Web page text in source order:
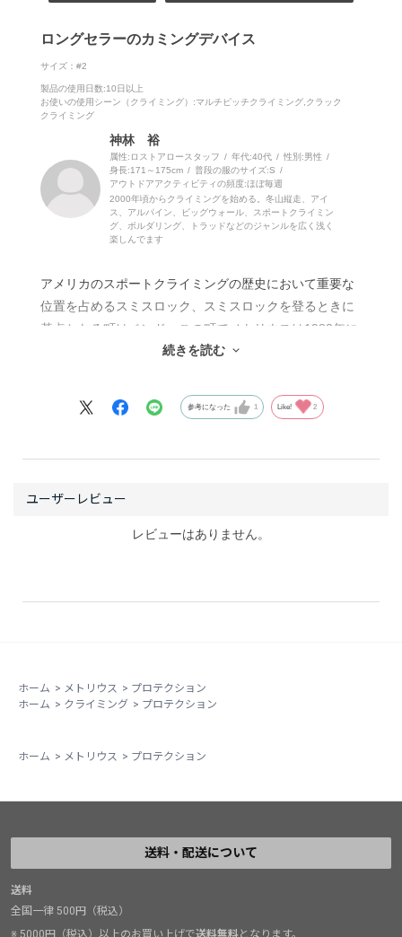
レビューはありません。
ロングセラーのカミングデバイス
サイズ：#2
製品の使用日数:10日以上
お使いの使用シーン（クライミング） :マルチピッチクライミング,クラック
クライミング
神林 裕
属性:ロストアロースタッフ 年代:40代 性別:男性
身長:171～175cm 普段の服のサイズ:S
アウトドアアクティビティの頻度:ほぼ毎週
2000年頃からクライミングを始める。冬山縦走、アイ
ス、アルパイン、ビッグウォール、スポートクライミン
グ、ボルダリング、トラッドなどのジャンルを広く浅く
楽しんでます
アメリカのスポートクライミングの歴史において重要な
位置を占めるスミスロック、スミスロックを登るときに
基点となる町はベンド、この町でメトリウスは1983年に
創業しました。TCU（トリプルカムユニット）と呼ばれ
時のクライマーに絶大な人気を誇りました。マスターカ
ムは、そんな大ベストセラーのTCUの伝統を受け継いだ
を動かず、変わらぬクライミングスピリッツでクライマ
ーの為のギアだけを作り続ける、そんな不器用で愛すべ
使用する最大のメリットは、軽量かつコンパクトな点で
普及しているカミングデバイス（BD社のキャメロット）
とは対応するレンジ幅が異なるため、キャメロットでは
いです。最近の体験では、三重県名張市にある岩場の有
ットではジャストフィットしなかった箇所が、マスター
現在のメトリウスの代表は、世界各国の取引先にビジネ
なビジネスメールの作法にも関わらず、彼は
続きを読む
参考になった 1 Like! 2
ホーム > メトリウス > プロテクション
ホーム > クライミング > プロテクション
ホーム > メトリウス > プロテクション
送料・配送について
送料
全国一律 500円（税込）
※ 5000円（税込）以上のお買い上げで送料無料となります。